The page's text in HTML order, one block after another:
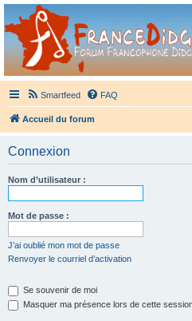
France Didgeridoo
Didgeridoo et Guimbarde sur France
Smartfeed FAQ
Accueil du forum
Connexion
Nom d’utilisateur :
Mot de passe :
J’ai oublié mon mot de passe
Renvoyer le courriel d’activation
Se souvenir de moi
Masquer ma présence lors de cette